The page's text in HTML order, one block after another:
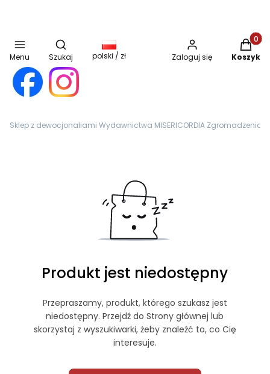
Menu
Otwórz wyszukiwarkę
Szukaj polski / zł Zaloguj się Koszyk
Sklep z dewocjonaliami Wydawnictwa MISERICORDIA Zgromadzenia
Produkt jest niedostępny
Przepraszamy, produkt, którego szukasz jest
niedostępny. Przejdź do Strony głównej lub
skorzystaj z wyszukiwarki, żeby znaleźć to, co Cię
interesuje.